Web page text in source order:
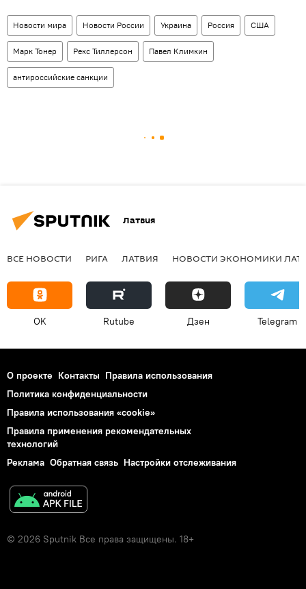
Новости мира Новости России Украина Россия США
Марк Тонер Рекс Тиллерсон Павел Климкин
антироссийские санкции
Латвия
ВСЕ НОВОСТИ РИГА ЛАТВИЯ НОВОСТИ ЭКОНОМИКИ
OK Rutube Дзен Telegram
О проекте Контакты Правила использования
Политика конфиденциальности
Правила использования «cookie»
Правила применения рекомендательных
технологий
Реклама Обратная связь Настройки отслеживания
© 2026 Sputnik Все права защищены. 18+